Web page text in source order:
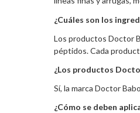
¿Cuáles son los
Los productos Doctor
péptidos. Cada
¿Los productos
Sí, la marca Doctor
¿Cómo se deben